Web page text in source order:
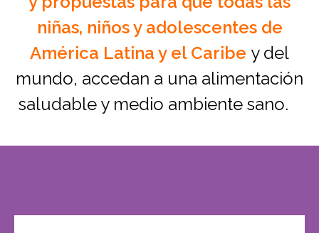
niñas, niños y adolescentes de
América Latina y el Caribe y del
mundo, accedan a una alimentación
saludable y medio ambiente sano.